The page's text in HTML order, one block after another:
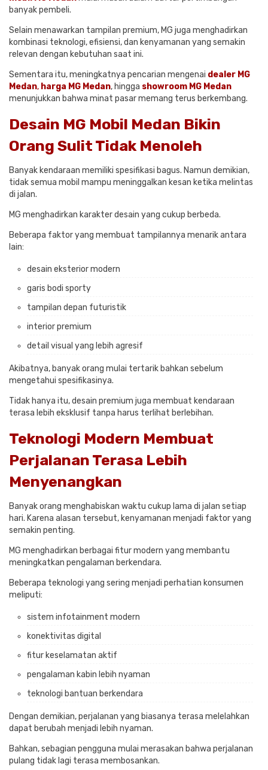
banyak pembeli.
Selain menawarkan tampilan premium, MG juga menghadirkan
kombinasi teknologi, efisiensi, dan kenyamanan yang semakin
relevan dengan kebutuhan saat ini.
Sementara itu, meningkatnya pencarian mengenai dealer MG
Medan, harga MG Medan, hingga showroom MG Medan
menunjukkan bahwa minat pasar memang terus berkembang.
Desain MG Mobil Medan Bikin
Orang Sulit Tidak Menoleh
Banyak kendaraan memiliki spesifikasi bagus. Namun demikian,
tidak semua mobil mampu meninggalkan kesan ketika melintas
di jalan.
MG menghadirkan karakter desain yang cukup berbeda.
Beberapa faktor yang membuat tampilannya menarik antara
lain:
desain eksterior modern
garis bodi sporty
tampilan depan futuristik
interior premium
detail visual yang lebih agresif
Akibatnya, banyak orang mulai tertarik bahkan sebelum
mengetahui spesifikasinya.
Tidak hanya itu, desain premium juga membuat kendaraan
terasa lebih eksklusif tanpa harus terlihat berlebihan.
Teknologi Modern Membuat
Perjalanan Terasa Lebih
Menyenangkan
Banyak orang menghabiskan waktu cukup lama di jalan setiap
hari. Karena alasan tersebut, kenyamanan menjadi faktor yang
semakin penting.
MG menghadirkan berbagai fitur modern yang membantu
meningkatkan pengalaman berkendara.
Beberapa teknologi yang sering menjadi perhatian konsumen
meliputi:
sistem infotainment modern
konektivitas digital
fitur keselamatan aktif
pengalaman kabin lebih nyaman
teknologi bantuan berkendara
Dengan demikian, perjalanan yang biasanya terasa melelahkan
dapat berubah menjadi lebih nyaman.
Bahkan, sebagian pengguna mulai merasakan bahwa perjalanan
pulang tidak lagi terasa membosankan.